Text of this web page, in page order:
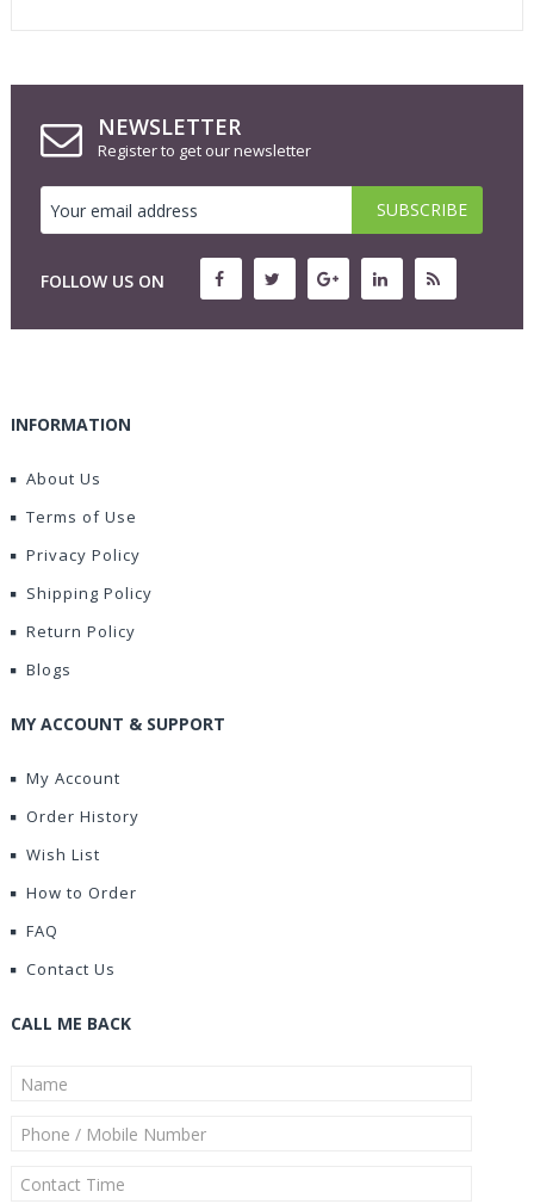
NEWSLETTER
Register to get our newsletter
FOLLOW US ON
INFORMATION
About Us
Terms of Use
Privacy Policy
Shipping Policy
Return Policy
Blogs
MY ACCOUNT & SUPPORT
My Account
Order History
Wish List
How to Order
FAQ
Contact Us
CALL ME BACK